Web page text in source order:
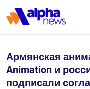
Армянская
Animation и
подписали